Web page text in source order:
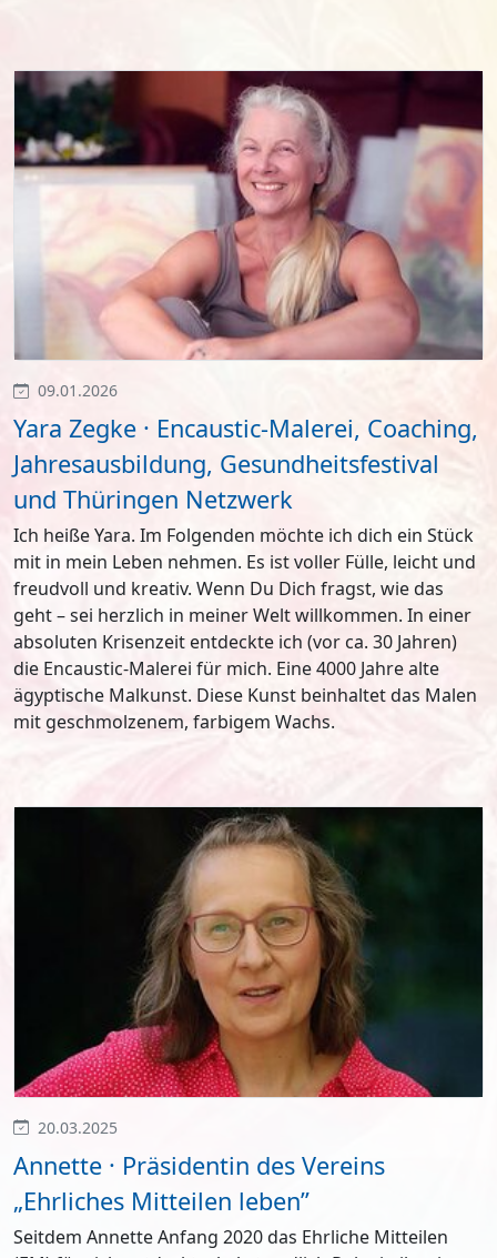
09.01.2026
Yara Zegke · Encaustic-Malerei, Coaching,
Jahresausbildung, Gesundheitsfestival
und Thüringen Netzwerk
Ich heiße Yara. Im Folgenden möchte ich dich ein Stück
mit in mein Leben nehmen. Es ist voller Fülle, leicht und
freudvoll und kreativ. Wenn Du Dich fragst, wie das
geht – sei herzlich in meiner Welt willkommen. In einer
absoluten Krisenzeit entdeckte ich (vor ca. 30 Jahren)
die Encaustic-Malerei für mich. Eine 4000 Jahre alte
ägyptische Malkunst. Diese Kunst beinhaltet das Malen
mit geschmolzenem, farbigem Wachs.
20.03.2025
Annette · Präsidentin des Vereins
„Ehrliches Mitteilen leben”
Seitdem Annette Anfang 2020 das Ehrliche Mitteilen